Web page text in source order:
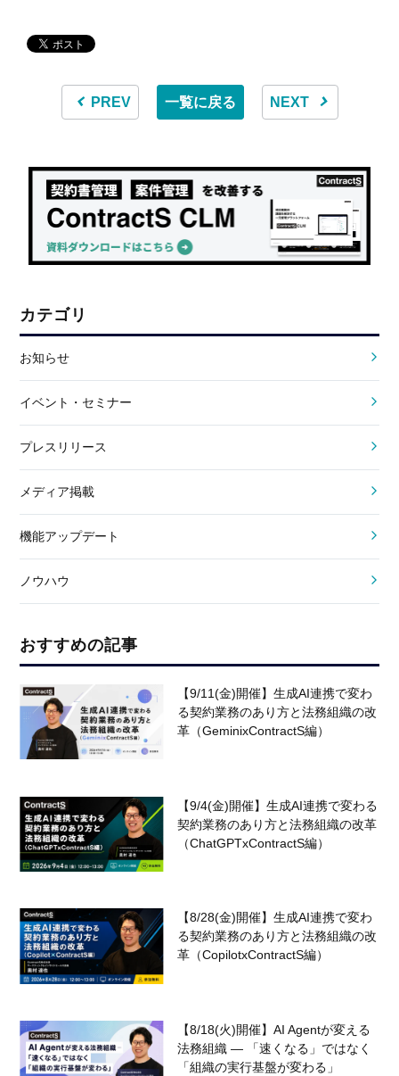
PREV 一覧に戻る NEXT
カテゴリ
お知らせ
イベント・セミナー
プレスリリース
メディア掲載
機能アップデート
ノウハウ
おすすめの記事
【9/11(金)開催】生成AI連携で変わ
る契約業務のあり方と法務組織の改
革（GeminixContractS編）
【9/4(金)開催】生成AI連携で変わる
契約業務のあり方と法務組織の改革
（ChatGPTxContractS編）
【8/28(金)開催】生成AI連携で変わ
る契約業務のあり方と法務組織の改
革（CopilotxContractS編）
【8/18(火)開催】AI Agentが変える
法務組織 — 「速くなる」ではなく
「組織の実行基盤が変わる」